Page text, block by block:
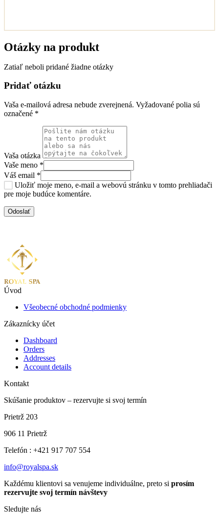
Otázky na produkt
Zatiaľ neboli pridané žiadne otázky
Pridať otázku
Vaša e-mailová adresa nebude zverejnená. Vyžadované polia sú
označené *
Vaša otázka
Vaše meno *
Váš email *
Uložiť moje meno, e-mail a webovú stránku v tomto prehliadači
pre moje budúce komentáre.
Úvod
Všeobecné obchodné podmienky
Zákaznícky účet
Dashboard
Orders
Addresses
Account details
Kontakt
Skúšanie produktov – rezervujte si svoj termín
Prietrž 203
906 11 Prietrž
Telefón : +421 917 707 554
info@royalspa.sk
Každému klientovi sa venujeme individuálne, preto si prosím
rezervujte svoj termín návštevy
Sledujte nás